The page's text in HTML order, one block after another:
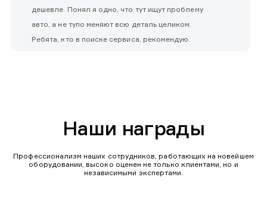
дешевле. Понял я одно, что тут ищут проблему
авто, а не тупо меняют всю деталь целиком.
Ребята, кто в поиске сервиса, рекомендую.
Наши награды
Профессионализм наших сотрудников, работающих на новейшем
оборудовании, высоко оценен не только клиентами, но и
независимыми экспертами.